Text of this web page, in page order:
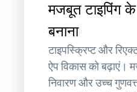
मजबूत टाइपिंग
बनाना
टाइपस्क्रिप्ट और
ऐप विकास को बढ़ाएं।
निवारण और उच्च